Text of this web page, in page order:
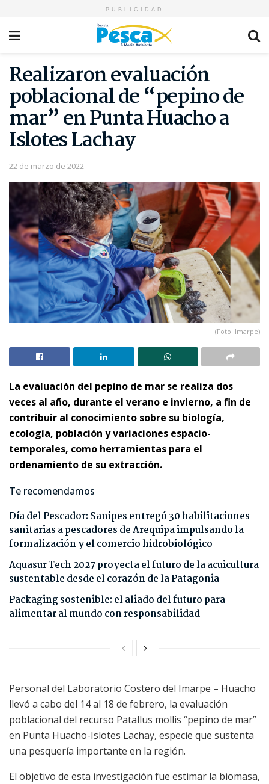
PUBLICIDAD
Realizaron evaluación
poblacional de “pepino de
mar” en Punta Huacho a
Islotes Lachay
22 de marzo de 2022
(Foto: Imarpe)
La evaluación del pepino de mar se realiza dos
veces al año, durante el verano e invierno, a fin de
contribuir al conocimiento sobre su biología,
ecología, población y variaciones espacio-
temporales, como herramientas para el
ordenamiento de su extracción.
Te recomendamos
Día del Pescador: Sanipes entregó 30 habilitaciones
sanitarias a pescadores de Arequipa impulsando la
formalización y el comercio hidrobiológico
Aquasur Tech 2027 proyecta el futuro de la acuicultura
sustentable desde el corazón de la Patagonia
Packaging sostenible: el aliado del futuro para
alimentar al mundo con responsabilidad
Personal del Laboratorio Costero del Imarpe – Huacho
llevó a cabo del 14 al 18 de febrero, la evaluación
poblacional del recurso Patallus mollis “pepino de mar”
en Punta Huacho-Islotes Lachay, especie que sustenta
una pesquería importante en la región.
El objetivo de esta investigación fue estimar la biomasa,